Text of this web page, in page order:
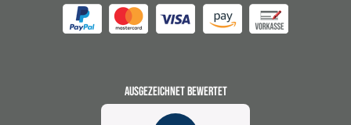
AUSGEZEICHNET BEWERTET